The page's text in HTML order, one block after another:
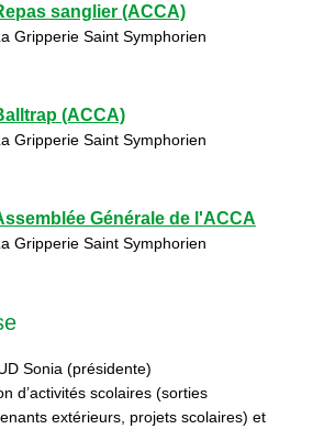
sanglier (ACCA)
Gripperie Saint Symphorien
(ACCA)
Gripperie Saint Symphorien
Générale de l'ACCA
Gripperie Saint Symphorien
Sonia (présidente)
d’activités scolaires (sorties
extérieurs, projets scolaires) et